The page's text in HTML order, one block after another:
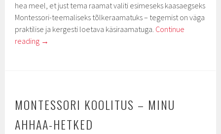
hea meel, et just tema raamat valiti esimeseks kaasaegseks
Montessori-teemaliseks tõlkeraamatuks – tegemist on väga
praktilise ja kergesti loetava käsiraamatuga. Continue
reading →
MONTESSORI KOOLITUS – MINU
AHHAA-HETKED